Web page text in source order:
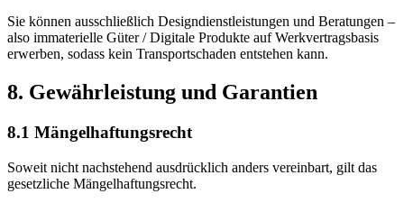
Sie können ausschließlich Designdienstleistungen und Beratungen –
also immaterielle Güter / Digitale Produkte auf Werkvertragsbasis
erwerben, sodass kein Transportschaden entstehen kann.
8. Gewährleistung und Garantien​​​​​​​
8.1 Mängelhaftungsrecht
Soweit nicht nachstehend ausdrücklich anders vereinbart, gilt das
gesetzliche Mängelhaftungsrecht.